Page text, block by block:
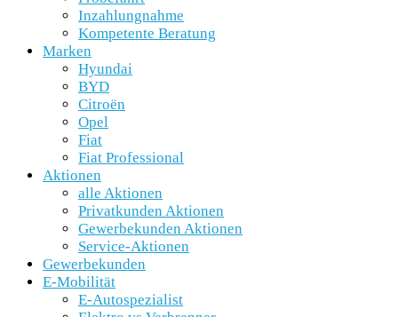
Inzahlungnahme
Kompetente Beratung
Marken
Hyundai
BYD
Citroën
Opel
Fiat
Fiat Professional
Aktionen
alle Aktionen
Privatkunden Aktionen
Gewerbekunden Aktionen
Service-Aktionen
Gewerbekunden
E-Mobilität
E-Autospezialist